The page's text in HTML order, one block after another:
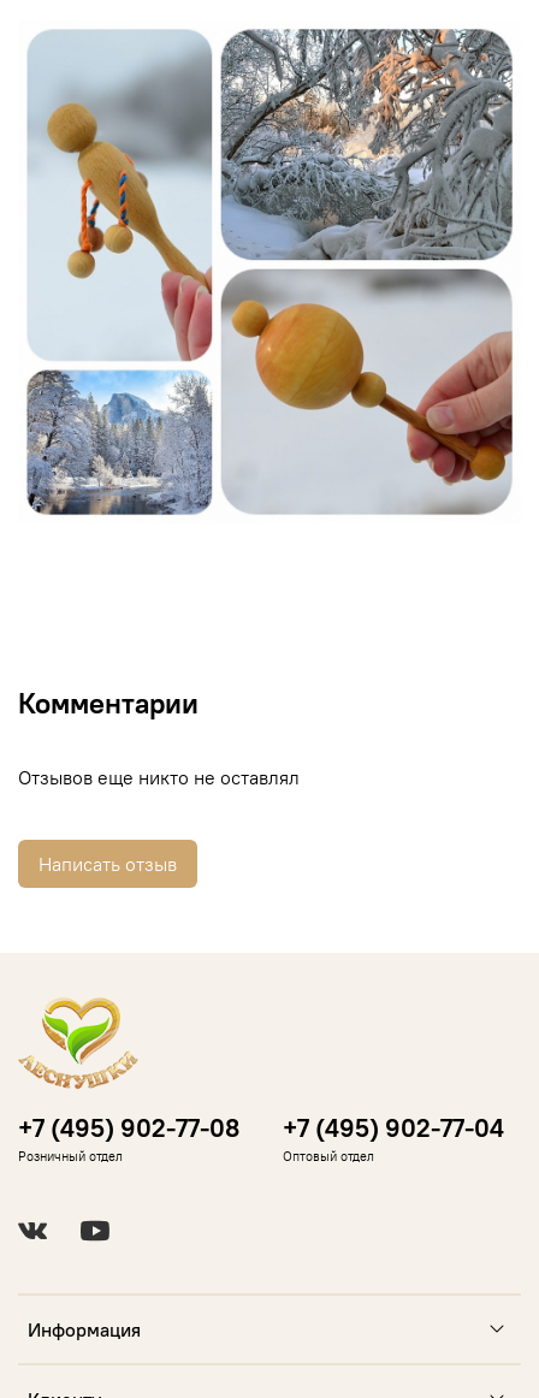
Комментарии
Отзывов еще никто не оставлял
Написать отзыв
Информация
+7 (495) 902-77-08
Розничный отдел
+7 (495) 902-77-04
Оптовый отдел